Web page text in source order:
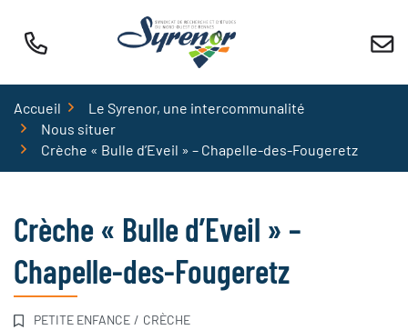
contenu
Accueil
Le Syrenor, une intercommunalité
Nous situer
Crèche « Bulle d’Eveil » – Chapelle-des-Fougeretz
Crèche « Bulle d’Eveil » –
Chapelle-des-Fougeretz
PETITE ENFANCE / CRÈCHE